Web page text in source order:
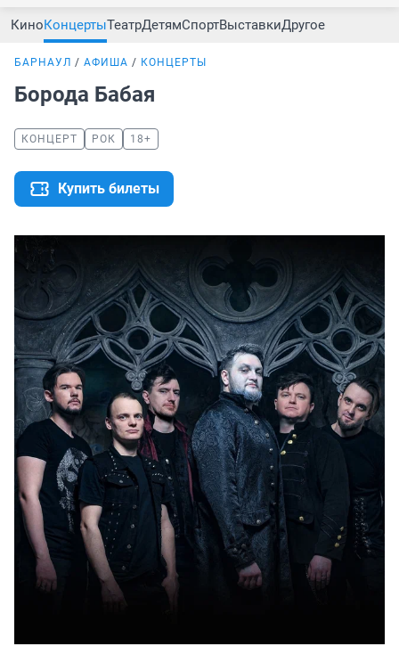
КиноКонцертыТеатрДетямСпортВыставкиДругое
БАРНАУЛ АФИША КОНЦЕРТЫ
Борода Бабая
КОНЦЕРТ РОК 18+
Купить билеты